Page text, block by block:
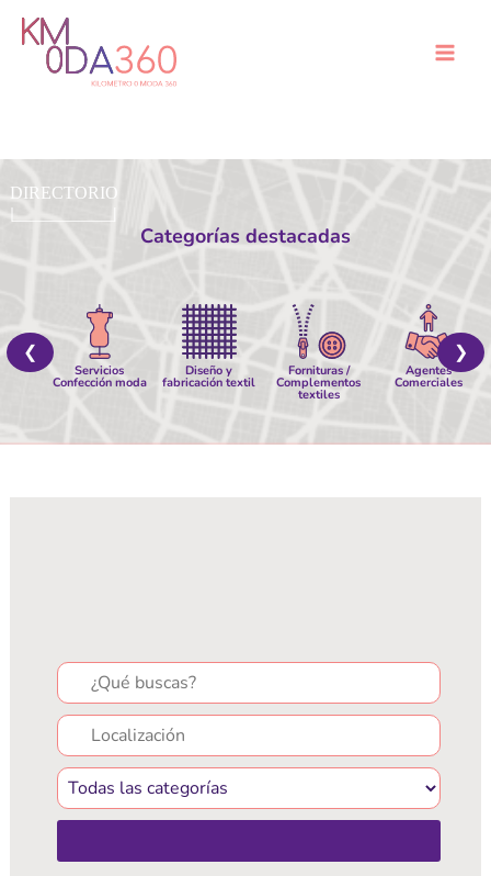
contenido
Categorías destacadas
Servicios
Confección moda
Diseño y
fabricación textil
Fornituras /
Complementos
textiles
Agentes
Comerciales
❮ ❯